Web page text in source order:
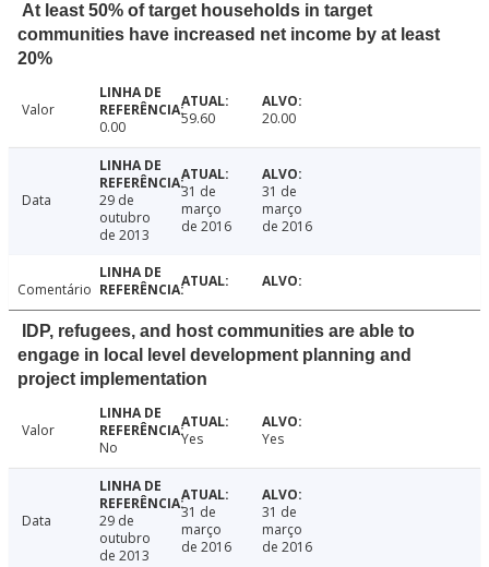
At least 50% of target households in target
communities have increased net income by at least
20%
Valor
0.00
59.60 20.00
Data
29 de
outubro
de 2013
31 de
março
de 2016
31 de
março
de 2016
Comentário
IDP, refugees, and host communities are able to
engage in local level development planning and
project implementation
Valor
No
Yes Yes
Data
29 de
outubro
de 2013
31 de
março
de 2016
31 de
março
de 2016